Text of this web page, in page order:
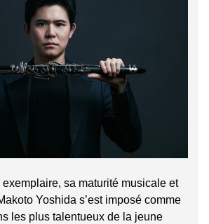
sa maturité musicale et
Yoshida s’est imposé comme
les plus talentueux de la jeune